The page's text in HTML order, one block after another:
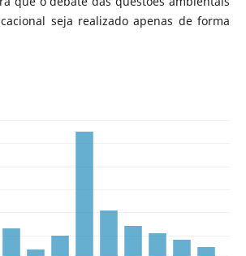
seja realizado apenas de forma